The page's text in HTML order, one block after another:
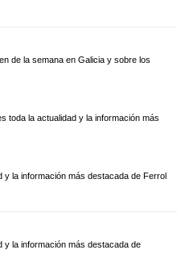
de la semana en Galicia y sobre los
toda la actualidad y la información más
y la información más destacada de Ferrol
y la información más destacada de